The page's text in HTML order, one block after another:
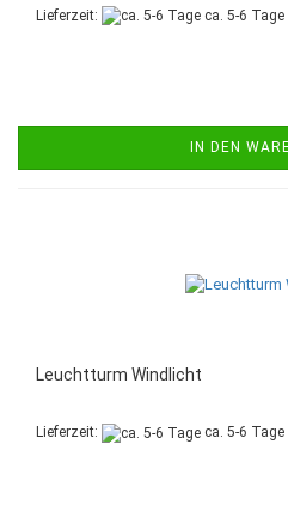
Lieferzeit: ca. 5-6 Tage
IN DEN
Leuchtturm Windlicht
Lieferzeit: ca. 5-6 Tage